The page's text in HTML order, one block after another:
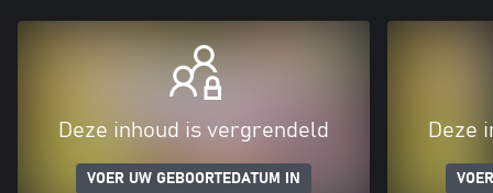
Deze inhoud is vergrendeld
VOER UW GEBOORTEDATUM IN
Deze